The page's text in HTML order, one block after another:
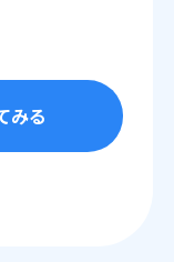
みる